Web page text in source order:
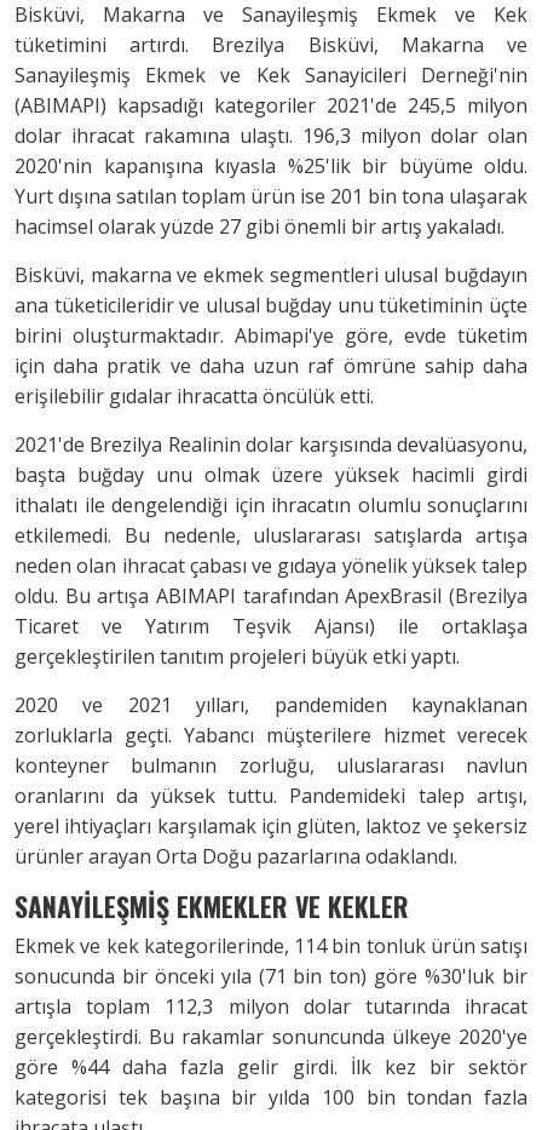
Bisküvi, Makarna ve Sanayileşmiş Ekmek ve Kek
tüketimini artırdı. Brezilya Bisküvi, Makarna ve
Sanayileşmiş Ekmek ve Kek Sanayicileri Derneği'nin
(ABIMAPI) kapsadığı kategoriler 2021'de 245,5 milyon
dolar ihracat rakamına ulaştı. 196,3 milyon dolar olan
2020'nin kapanışına kıyasla %25'lik bir büyüme oldu.
Yurt dışına satılan toplam ürün ise 201 bin tona ulaşarak
hacimsel olarak yüzde 27 gibi önemli bir artış yakaladı.
Bisküvi, makarna ve ekmek segmentleri ulusal buğdayın
ana tüketicileridir ve ulusal buğday unu tüketiminin üçte
birini oluşturmaktadır. Abimapi'ye göre, evde tüketim
için daha pratik ve daha uzun raf ömrüne sahip daha
erişilebilir gıdalar ihracatta öncülük etti.
2021'de Brezilya Realinin dolar karşısında devalüasyonu,
başta buğday unu olmak üzere yüksek hacimli girdi
ithalatı ile dengelendiği için ihracatın olumlu sonuçlarını
etkilemedi. Bu nedenle, uluslararası satışlarda artışa
neden olan ihracat çabası ve gıdaya yönelik yüksek talep
oldu. Bu artışa ABIMAPI tarafından ApexBrasil (Brezilya
Ticaret ve Yatırım Teşvik Ajansı) ile ortaklaşa
gerçekleştirilen tanıtım projeleri büyük etki yaptı.
2020 ve 2021 yılları, pandemiden kaynaklanan
zorluklarla geçti. Yabancı müşterilere hizmet verecek
konteyner bulmanın zorluğu, uluslararası navlun
oranlarını da yüksek tuttu. Pandemideki talep artışı,
yerel ihtiyaçları karşılamak için glüten, laktoz ve şekersiz
ürünler arayan Orta Doğu pazarlarına odaklandı.
SANAYİLEŞMİŞ EKMEKLER VE KEKLER
Ekmek ve kek kategorilerinde, 114 bin tonluk ürün satışı
sonucunda bir önceki yıla (71 bin ton) göre %30'luk bir
artışla toplam 112,3 milyon dolar tutarında ihracat
gerçekleştirdi. Bu rakamlar sonuncunda ülkeye 2020'ye
göre %44 daha fazla gelir girdi. İlk kez bir sektör
kategorisi tek başına bir yılda 100 bin tondan fazla